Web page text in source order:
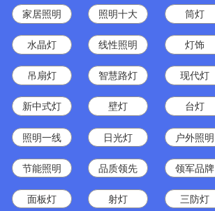
家居照明 照明十大 筒灯
水晶灯 线性照明 灯饰
吊扇灯 智慧路灯 现代灯
新中式灯 壁灯 台灯
照明一线 日光灯 户外照明
节能照明 品质领先 领军品牌
面板灯 射灯 三防灯